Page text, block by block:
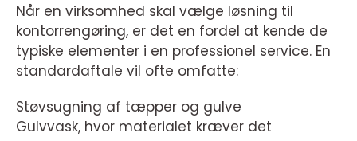
Når en virksomhed skal vælge løsning til
kontorrengøring, er det en fordel at kende de
typiske elementer i en professionel service. En
standardaftale vil ofte omfatte:
Støvsugning af tæpper og gulve
Gulvvask, hvor materialet kræver det